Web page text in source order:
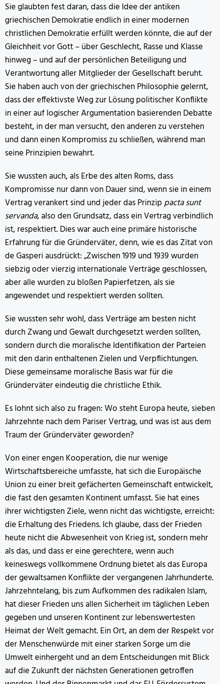
Sie glaubten fest daran, dass die Idee der antiken
griechischen Demokratie endlich in einer modernen
christlichen Demokratie erfüllt werden könnte, die auf der
Gleichheit vor Gott – über Geschlecht, Rasse und Klasse
hinweg – und auf der persönlichen Beteiligung und
Verantwortung aller Mitglieder der Gesellschaft beruht.
Sie haben auch von der griechischen Philosophie gelernt,
dass der effektivste Weg zur Lösung politischer Konflikte
in einer auf logischer Argumentation basierenden Debatte
besteht, in der man versucht, den anderen zu verstehen
und dann einen Kompromiss zu schließen, während man
seine Prinzipien bewahrt.
Sie wussten auch, als Erbe des alten Roms, dass
Kompromisse nur dann von Dauer sind, wenn sie in einem
Vertrag verankert sind und jeder das Prinzippacta sunt
servanda, also den Grundsatz, dass ein Vertrag verbindlich
ist, respektiert. Dies war auch eine primäre historische
Erfahrung für die Gründerväter, denn, wie es das Zitat von
de Gasperi ausdrückt: „Zwischen 1919 und 1939 wurden
siebzig oder vierzig internationale Verträge geschlossen,
aber alle wurden zu bloßen Papierfetzen, als sie
angewendet und respektiert werden sollten.
Sie wussten sehr wohl, dass Verträge am besten nicht
durch Zwang und Gewalt durchgesetzt werden sollten,
sondern durch die moralische Identifikation der Parteien
mit den darin enthaltenen Zielen und Verpflichtungen.
Diese gemeinsame moralische Basis war für die
Gründerväter eindeutig die christliche Ethik.
Es lohnt sich also zu fragen: Wo steht Europa heute, sieben
Jahrzehnte nach dem Pariser Vertrag, und was ist aus dem
Traum der Gründerväter geworden?
Von einer engen Kooperation, die nur wenige
Wirtschaftsbereiche umfasste, hat sich die Europäische
Union zu einer breit gefächerten Gemeinschaft entwickelt,
die fast den gesamten Kontinent umfasst. Sie hat eines
ihrer wichtigsten Ziele, wenn nicht das wichtigste, erreicht:
die Erhaltung des Friedens. Ich glaube, dass der Frieden
heute nicht die Abwesenheit von Krieg ist, sondern mehr
als das, und dass er eine gerechtere, wenn auch
keineswegs vollkommene Ordnung bietet als das Europa
der gewaltsamen Konflikte der vergangenen Jahrhunderte.
Jahrzehntelang, bis zum Aufkommen des radikalen Islam,
hat dieser Frieden uns allen Sicherheit im täglichen Leben
gegeben und unseren Kontinent zur lebenswertesten
Heimat der Welt gemacht. Ein Ort, an dem der Respekt vor
der Menschenwürde mit einer starken Sorge um die
Umwelt einhergeht und an dem Entscheidungen mit Blick
auf die Zukunft der nächsten Generationen getroffen